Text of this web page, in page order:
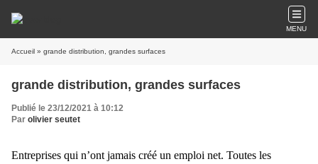
MENU
Accueil » grande distribution, grandes surfaces
grande distribution, grandes surfaces
Publié le 23/12/2021 à 10:12
Par olivier seutet
Entreprises qui n’ont jamais créé un emploi net. Toutes les